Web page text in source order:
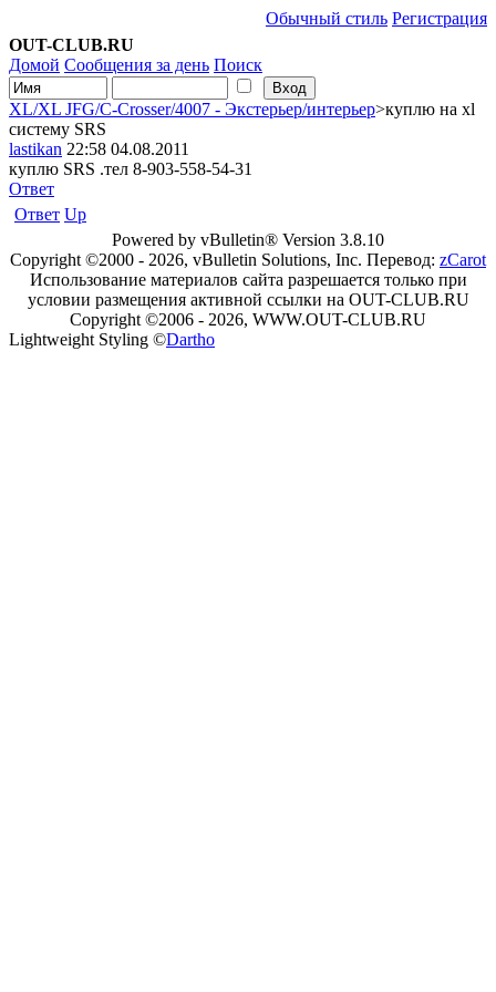
Обычный стиль Регистрация
OUT-CLUB.RU
Домой Сообщения за день Поиск
XL/XL JFG/C-Crosser/4007 - Экстерьер/интерьер>куплю на xl
систему SRS
lastikan 22:58 04.08.2011
куплю SRS .тел 8-903-558-54-31
Ответ
Ответ Up
Powered by vBulletin® Version 3.8.10
Copyright ©2000 - 2026, vBulletin Solutions, Inc. Перевод: zCarot
Использование материалов сайта разрешается только при
условии размещения активной ссылки на OUT-CLUB.RU
Copyright ©2006 - 2026, WWW.OUT-CLUB.RU
Lightweight Styling ©Dartho